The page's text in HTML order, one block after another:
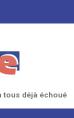
tous déjà échoué